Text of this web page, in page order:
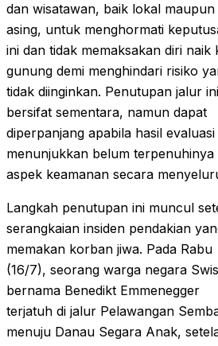
dan wisatawan, baik lokal maupun
asing, untuk menghormati
ini dan tidak memaksakan diri naik
gunung demi menghindari risiko
tidak diinginkan. Penutupan jalur ini
bersifat sementara, namun dapat
diperpanjang apabila hasil evaluasi
menunjukkan belum terpenuhinya
aspek keamanan secara
Langkah penutupan ini muncul
serangkaian insiden pendakian
memakan korban jiwa. Pada Rabu
(16/7), seorang warga negara
bernama Benedikt Emmenegger
terjatuh di jalur Pelawangan
menuju Danau Segara Anak,